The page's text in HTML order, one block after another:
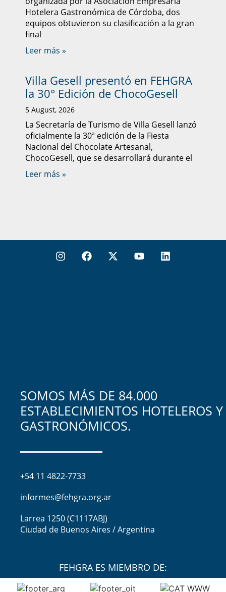
Hotelera Gastronómica de Córdoba, dos
equipos obtuvieron su clasificación a la gran
final
Leer más »
Villa Gesell presentó en FEHGRA
la 30° Edición de ChocoGesell
5 August, 2026
La Secretaría de Turismo de Villa Gesell lanzó
oficialmente la 30ª edición de la Fiesta
Nacional del Chocolate Artesanal,
ChocoGesell, que se desarrollará durante el
Leer más »
SOMOS MÁS DE 84.000
ESTABLECIMIENTOS HOTELEROS Y
GASTRONÓMICOS.
+54 11 4822-7733
informes@fehgra.org.ar
Larrea 1250 (C1117ABJ)
Ciudad de Buenos Aires / Argentina
FEHGRA ES MIEMBRO DE: